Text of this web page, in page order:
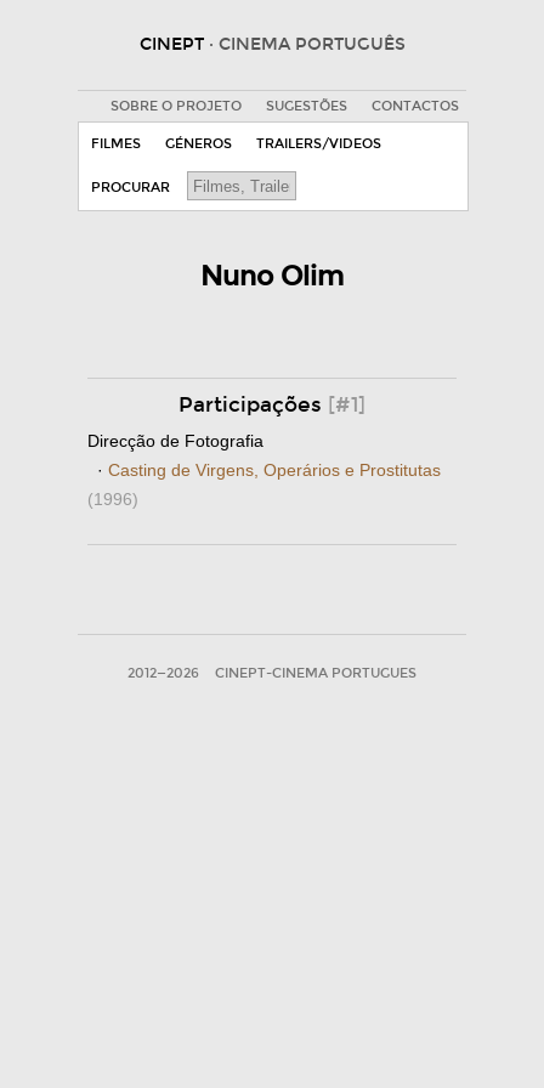
CINEPT · CINEMA PORTUGUÊS
SOBRE O PROJETO SUGESTÕES CONTACTOS
FILMES GÉNEROS TRAILERS/VIDEOS
PROCURAR
Nuno Olim
Participações [#1]
Direcção de Fotografia
· Casting de Virgens, Operários e Prostitutas
(1996)
2012—2026 CINEPT-CINEMA PORTUGUES